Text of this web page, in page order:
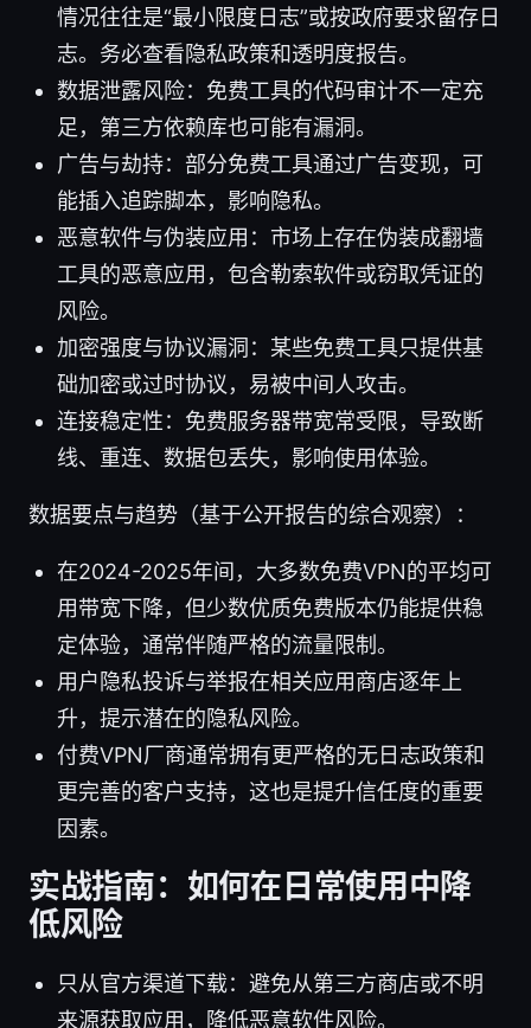
情况往往是“最小限度日志”或按政府要求留存日
志。务必查看隐私政策和透明度报告。
数据泄露风险：免费工具的代码审计不一定充
足，第三方依赖库也可能有漏洞。
广告与劫持：部分免费工具通过广告变现，可
能插入追踪脚本，影响隐私。
恶意软件与伪装应用：市场上存在伪装成翻墙
工具的恶意应用，包含勒索软件或窃取凭证的
风险。
加密强度与协议漏洞：某些免费工具只提供基
础加密或过时协议，易被中间人攻击。
连接稳定性：免费服务器带宽常受限，导致断
线、重连、数据包丢失，影响使用体验。
数据要点与趋势（基于公开报告的综合观察）：
在2024-2025年间，大多数免费VPN的平均可
用带宽下降，但少数优质免费版本仍能提供稳
定体验，通常伴随严格的流量限制。
用户隐私投诉与举报在相关应用商店逐年上
升，提示潜在的隐私风险。
付费VPN厂商通常拥有更严格的无日志政策和
更完善的客户支持，这也是提升信任度的重要
因素。
实战指南：如何在日常使用中降
低风险
只从官方渠道下载：避免从第三方商店或不明
来源获取应用，降低恶意软件风险。